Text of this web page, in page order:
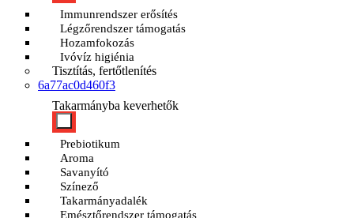
Immunrendszer erősítés
Légzőrendszer támogatás
Hozamfokozás
Ivóvíz higiénia
Tisztítás, fertőtlenítés
6a77ac0d460f3
Takarmányba keverhetők
Prebiotikum
Aroma
Savanyító
Színező
Takarmányadalék
Emésztőrendszer támogatás